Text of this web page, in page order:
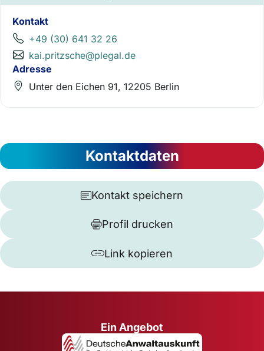
Kontakt
+49 (30) 641 32 26
kai.pritzsche@plegal.de
Adresse
Unter den Eichen 91, 12205 Berlin
Kontaktdaten
Kontakt speichern
Profil drucken
Link kopieren
Ein Angebot